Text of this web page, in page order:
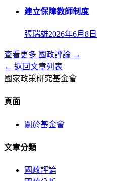
建立保障教師制度
張瑞雄2026年6月8日
查看更多 國政評論 →
← 返回文章列表
國家政策研究基金會
頁面
關於基金會
文章分類
國政評論